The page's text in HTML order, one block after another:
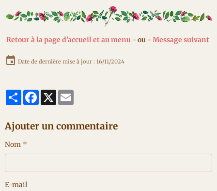
Retour à la page d'accueil et au menu - ou - Message suivant
Date de dernière mise à jour : 16/11/2024
PartagerFacebook
X
Ajouter un commentaire
Nom
E-mail